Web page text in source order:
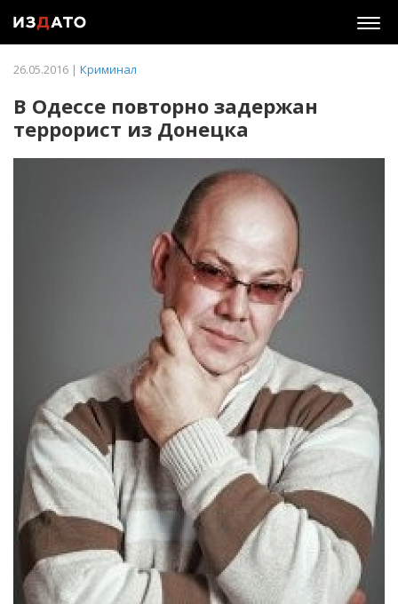
26.05.2016 | Криминал
В Одессе повторно задержан
террорист из Донецка